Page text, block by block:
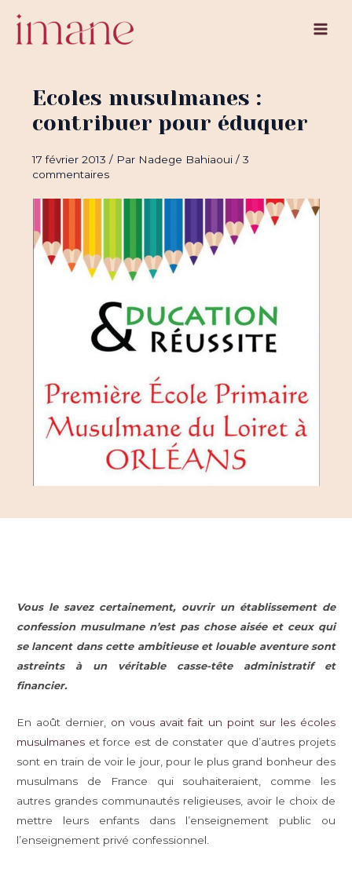
contenu
Main
Ecoles musulmanes :
contribuer pour éduquer
17 février 2013/ Par Nadege Bahiaoui/3
commentaires
Vous le savez certainement, ouvrir un établissement de
confession musulmane n’est pas chose aisée et ceux qui
se lancent dans cette ambitieuse et louable aventure sont
astreints à un véritable casse-tête administratif et
financier.
En août dernier, on vous avait fait un point sur les écoles
musulmanes et force est de constater que d’autres projets
sont en train de voir le jour, pour le plus grand bonheur des
musulmans de France qui souhaiteraient, comme les
autres grandes communautés religieuses, avoir le choix de
mettre leurs enfants dans l’enseignement public ou
l’enseignement privé confessionnel.